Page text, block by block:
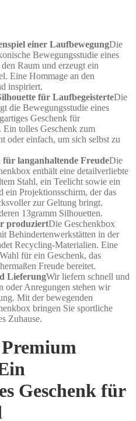
einer LaufbewegungDie
Bewegungsstudie eines
Raum und erzeugt ein
Eine Hommage an den
inspiriert.
für LaufbegeisterteDie
die Bewegungsstudie eines
Geschenk für
Ein tolles Geschenk zum
oder einfach, um sich selbst zu
langanhaltende FreudeDie
enthält eine detailverliebte
Stahl, ein Teelicht sowie ein
ein Projektionsschirm, der das
zur Geltung bringt.
13gramm Silhouetten.
produziertDie Geschenkbox
Behindertenwerkstätten in der
Recycling-Materialien. Eine
für ein Geschenk, das
Freude bereitet.
LieferungWir liefern schnell und
oder Anregungen stehen wir
Mit der bewegenden
bringen Sie sportliche
Zuhause.
Geschenk für